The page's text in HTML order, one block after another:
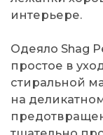
интерьере.
Одеяло Shag
простое в
стиральной
на